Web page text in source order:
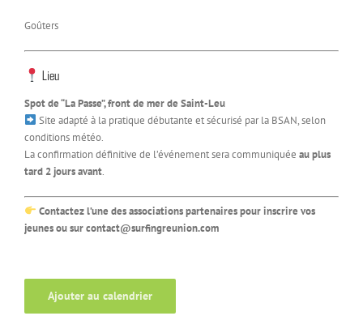
Goûters
Lieu
Spot de “La Passe”, front de mer de Saint-Leu
Site adapté à la pratique débutante et sécurisé par la BSAN, selon
conditions météo.
La confirmation définitive de l’événement sera communiquée au plus
tard 2 jours avant.
Contactez l’une des associations partenaires pour inscrire vos
jeunes ou sur contact@surfingreunion.com
Ajouter au calendrier